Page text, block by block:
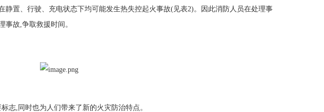
静置、行驶、充电状态下均可能发生热失控起火事故(见表2)。因此消防人员在处理事
事故,争取救援时间。
,同时也为人们带来了新的火灾防治特点。